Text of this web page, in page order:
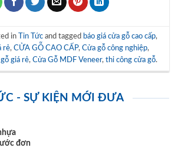
in Tin Tứcand tagged báo giá cửa gỗ cao cấp,
rẻ, CỬA GỖ CAO CẤP, Cửa gỗ công nghiệp,
giá rẻ, Cửa Gỗ MDF Veneer, thi công cửa gỗ.
- SỰ KIỆN MỚI ĐƯA
đơn